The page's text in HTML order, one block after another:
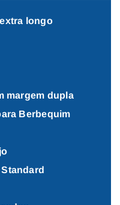
longo
margem dupla
Berbequim